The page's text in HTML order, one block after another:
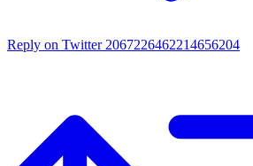
Reply on Twitter 2067226462214656204